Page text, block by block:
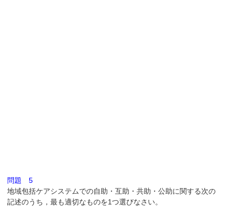
問題 5
地域包括ケアシステムでの自助・互助・共助・公助に関する次の
記述のうち，最も適切なものを1つ選びなさい。